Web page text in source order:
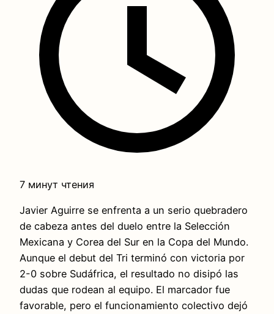
7 минут чтения
Javier Aguirre se enfrenta a un serio quebradero
de cabeza antes del duelo entre la Selección
Mexicana y Corea del Sur en la Copa del Mundo.
Aunque el debut del Tri terminó con victoria por
2-0 sobre Sudáfrica, el resultado no disipó las
dudas que rodean al equipo. El marcador fue
favorable, pero el funcionamiento colectivo dejó